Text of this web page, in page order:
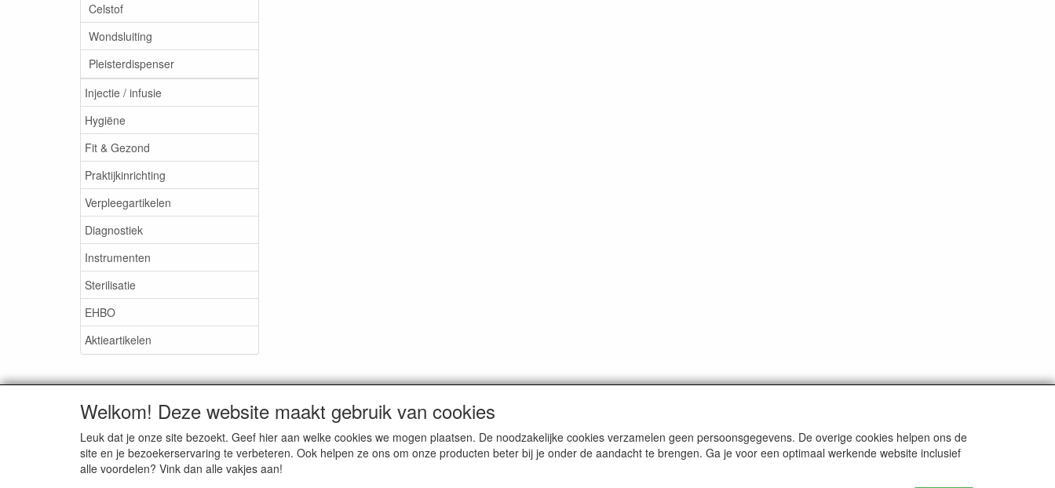
Celstof
Wondsluiting
Pleisterdispenser
Injectie / infusie
Hygiëne
Fit & Gezond
Praktijkinrichting
Verpleegartikelen
Diagnostiek
Instrumenten
Sterilisatie
EHBO
Aktieartikelen
Welkom! Deze website maakt gebruik van cookies
Leuk dat je onze site bezoekt. Geef hier aan welke cookies we mogen plaatsen. De noodzakelijke cookies verzamelen geen persoonsgegevens. De overige cookies helpen ons de
site en je bezoekerservaring te verbeteren. Ook helpen ze ons om onze producten beter bij je onder de aandacht te brengen. Ga je voor een optimaal werkende website inclusief
alle voordelen? Vink dan alle vakjes aan!